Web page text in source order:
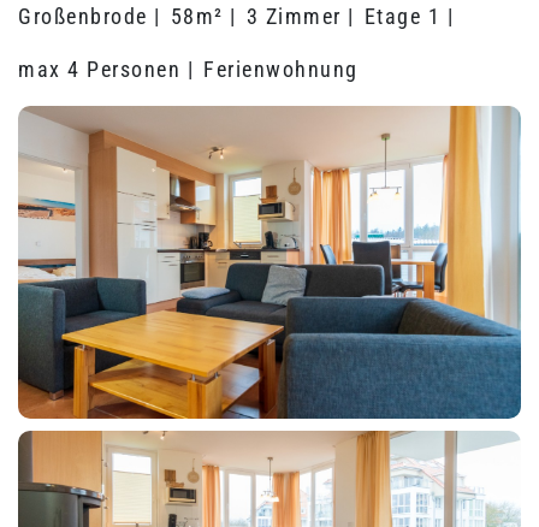
Großenbrode | 58m² | 3 Zimmer | Etage 1 |
max 4 Personen | Ferienwohnung